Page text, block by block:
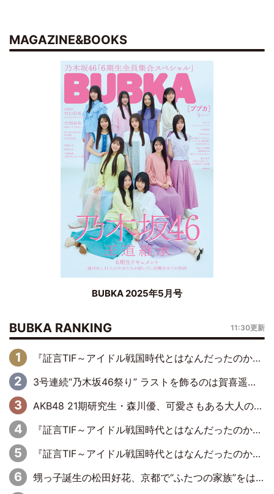
MAGAZINE&BOOKS
BUBKA 2025年5月号
BUBKA RANKING 11:30更新
『証言TIF～アイドル戦国時代とはなんだったのか～』第6回：でんぱ組.inc・古川未鈴×相沢梨紗「『ハロプロやりたかったな』って言ったら、夢眠ねむさんに『てめえはでんぱ組．incなんだよ！』って肩パンされて(笑)」
3号連続“乃木坂46祭り” ラストを飾るのは賀喜遥香…5年ぶりの登場に「5年分大人になった私を見ていただけたら」
AKB48 21期研究生・森川優、可愛さもある大人の女性に
『証言TIF～アイドル戦国時代とはなんだったのか～』第11回：私立恵比寿中学・真山りか×安本彩花「TIFで10年ぶりのキョンシーメイクをしたら、場を完全に引かせてしまって。時代が変わったんだなって」
『証言TIF～アイドル戦国時代とはなんだったのか～』第10回：さくら学院・武藤彩未×飯田らうら「正直、中3で辞めるというのを信じてなくて。そう言われてはいたけど、嘘でしょって」
甥っ子誕生の松田好花、京都で“ふたつの家族”をはしご！ “母”黒谷友香に見送られ、“父”松岡昌宏とはハシゴ酒